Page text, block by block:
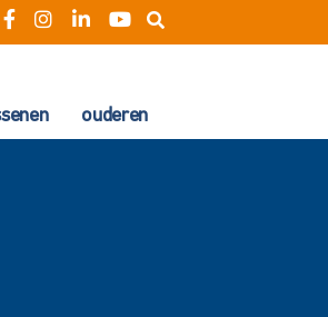
ouderen